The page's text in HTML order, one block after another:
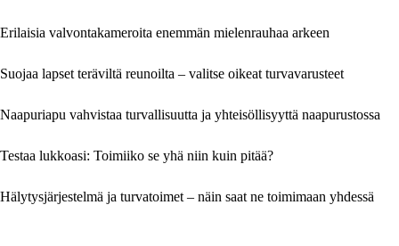
Erilaisia valvontakameroita enemmän mielenrauhaa arkeen
Suojaa lapset teräviltä reunoilta – valitse oikeat turvavarusteet
Naapuriapu vahvistaa turvallisuutta ja yhteisöllisyyttä naapurustossa
Testaa lukkoasi: Toimiiko se yhä niin kuin pitää?
Hälytysjärjestelmä ja turvatoimet – näin saat ne toimimaan yhdessä